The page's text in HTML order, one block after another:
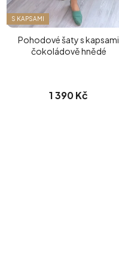
S KAPSAMI
Pohodové šaty s kapsami
čokoládově hnědé
1 390 Kč